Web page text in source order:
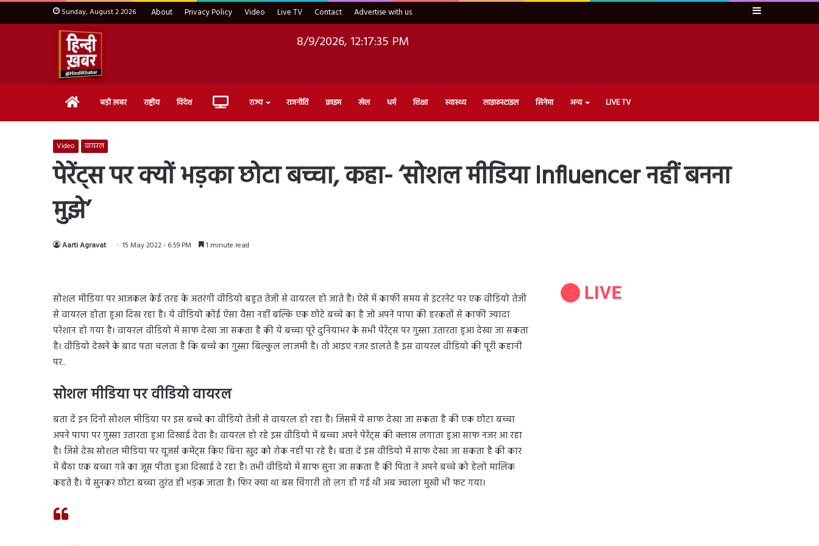
Sunday, August 2 2026 About Privacy Policy Video Live TV Contact Advertise with us Sidebar
8/9/2026, 12:17:36 PM
Home बड़ी ख़बर राष्ट्रीय विदेश Live राज्य राजनीति क्राइम खेल धर्म शिक्षा स्वास्थ्य लाइफ़स्टाइल सिनेमा अन्य LIVE TV
Video वायरल
पेरेंट्स पर क्यों भड़का छोटा बच्चा, कहा- ‘सोशल मीडिया Influencer नहीं बनना
मुझे’
Aarti Agravat 15 May 2022 - 6:59 PM 1 minute read
सोशल मीडिया पर आजकल केई तरह के अतरंगी वीडियो बहुत तेजी से वायरल हो जाते है। ऐसे में काफी समय से इंटरनेट पर एक वीडियो तेजी
से वायरल होता हुआ दिख रहा है। ये वीडियो कोई ऐसा वैसा नहीं बल्कि एक छोटे बच्चे का है जो अपने पापा की हरकतों से काफी ज्यादा
परेशान हो गया है। वायरल वीडियो में साफ देखा जा सकता है की ये बच्चा पूरे दुनियाभर के सभी पेरेंट्स पर गुस्सा उतारता हुआ देखा जा सकता
है। वीडियो देखने के बाद पता चलता है कि बच्चे का गुस्सा बिल्कुल लाजमी है। तो आइए नजर डालते है इस वायरल वीडियो की पूरी कहानी
पर..
सोशल मीडिया पर वीडियो वायरल
बता दें इन दिनों सोशल मीडिया पर इस बच्चे का वीडियो तेजी से वायरल हो रहा है। जिसमें ये साफ देखा जा सकता है की एक छोटा बच्चा
अपने पापा पर गुस्सा उतारता हुआ दिखाई देता है। वायरल हो रहे इस वीडियो में बच्चा अपने पेरेंट्स की क्लास लगाता हुआ साफ नजर आ रहा
है। जिसे देख सोशल मीडिया पर यूजर्स कमेंट्स किए बिना खुद को रोक नहीं पा रहे है। बता दें इस वीडियो में साफ देखा जा सकता है की कार
में बैठा एक बच्चा गन्ने का जूस पीता हुआ दिखाई दे रहा है। तभी वीडियो में साफ सुना जा सकता है की पिता ने अपने बच्चे को हेलो मालिक
कहते है। ये सुनकर छोटा बच्चा तुरंत ही भड़क जाता है। फिर क्या था बस चिंगारी तो लग ही गई थी अब ज्वाला मुखी भी फट गया।